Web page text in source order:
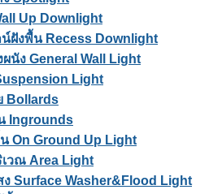
Up Downlight
ฝังพื้น Recess Downlight
นัง General Wall Light
Light
Bollards
Ingrounds
On Ground Up Light
วณ Area Light
Surface Washer&Flood Light